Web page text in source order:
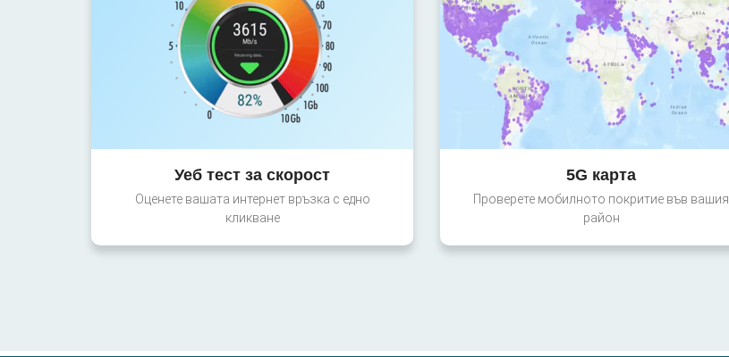
Уеб тест за скорост
Оценете вашата интернет връзка с едно
кликване
5G карта
Проверете мобилното покритие във вашия
район